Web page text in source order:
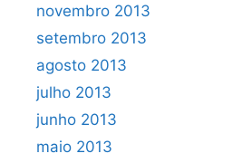
novembro 2013
setembro 2013
agosto 2013
julho 2013
junho 2013
maio 2013